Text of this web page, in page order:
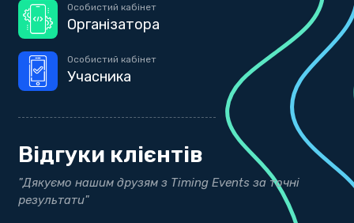
Особистий кабінет
Організатора
Особистий кабінет
Учасника
Відгуки клієнтів
"Дякуємо нашим друзям з Timing Events за точні
результати"